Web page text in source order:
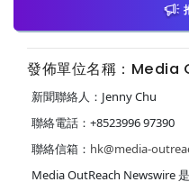
發佈單位名稱：Media
新聞聯絡人：Jenny Chu
聯絡電話：+8523996 97390
聯絡信箱： hk@media-
Media OutReach Newswire